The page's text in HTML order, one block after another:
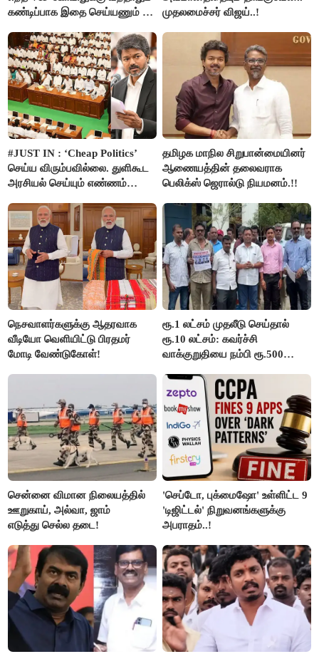
கண்டிப்பாக இதை செய்யணும் -
முதலமைச்சர் விஜய்..!
#JUST IN : ‘Cheap Politics’
செய்ய விரும்பவில்லை. துளிகூட
அரசியல் செய்யும் எண்ணம்
விஜய் பதில்!
தமிழக மாநில சிறுபான்மையினர்
ஆணையத்தின் தலைவராக
பெலிக்ஸ் ஜெரால்டு நியமனம்.!!
நெசவாளர்களுக்கு ஆதரவாக
வீடியோ வெளியிட்டு பிரதமர்
மோடி வேண்டுகோள்!
ரூ.1 லட்சம் முதலீடு செய்தால்
ரூ.10 லட்சம்: கவர்ச்சி
வாக்குறுதியை நம்பி ரூ.500
மக்கள்!
சென்னை விமான நிலையத்தில்
ஊறுகாய், அல்வா, ஜாம்
எடுத்து செல்ல தடை!
'செப்டோ, புக்மைஷோ' உள்ளிட்ட 9
'டிஜிட்டல்' நிறுவனங்களுக்கு
அபராதம்..!